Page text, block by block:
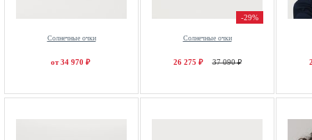
Солнечные очки
от 34 970 ₽
-29%
Солнечные очки
26 275 ₽ 37 090 ₽